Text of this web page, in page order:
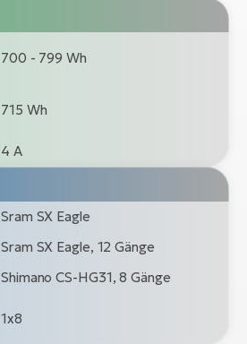
700 - 799 Wh
715 Wh
4 A
Sram SX Eagle
Sram SX Eagle, 12 Gänge
Shimano CS-HG31, 8 Gänge
1x8